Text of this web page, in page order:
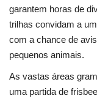
garantem horas de
trilhas convidam a
com a chance de
pequenos animais.
As vastas áreas
uma partida de